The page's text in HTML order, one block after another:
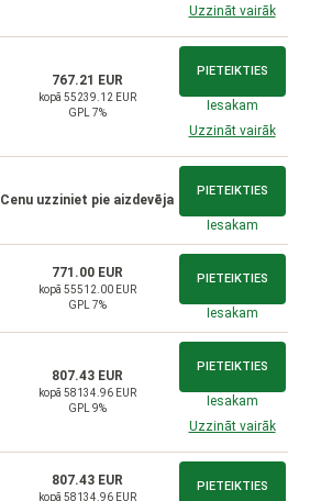
Uzzināt vairāk
767.21 EUR
kopā 55239.12 EUR
GPL 7%
PIETEIKTIES
Iesakam
Uzzināt vairāk
Cenu uzziniet pie aizdevēja
PIETEIKTIES
Iesakam
771.00 EUR
kopā 55512.00 EUR
GPL 7%
PIETEIKTIES
Iesakam
807.43 EUR
kopā 58134.96 EUR
GPL 9%
PIETEIKTIES
Iesakam
Uzzināt vairāk
807.43 EUR
kopā 58134.96 EUR
PIETEIKTIES